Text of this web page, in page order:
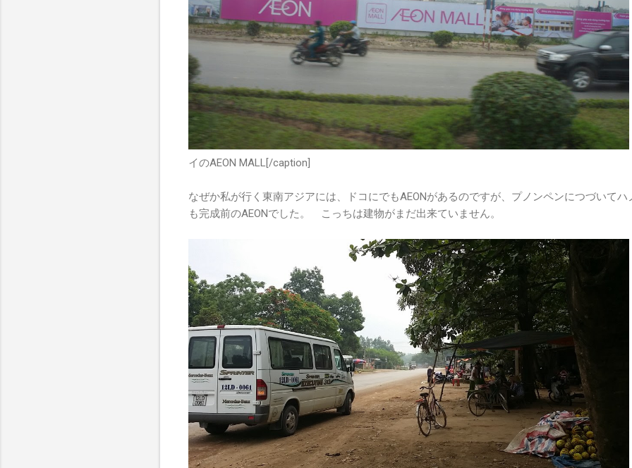
イのAEON MALL[/caption]
なぜか私が行く東南アジアには、ドコにでもAEONがあるのですが、プノンペンにつづいてハ
も完成前のAEONでした。 こっちは建物がまだ出来ていません。